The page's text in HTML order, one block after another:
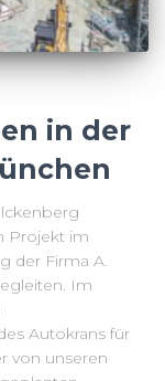
in der
Projekt im
der Firma A.
Im
Autokrans für
von unseren